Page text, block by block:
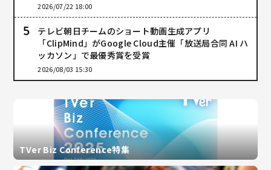
2026/07/22 18:00
テレビ朝日チームのショート動画生成アプリ
「ClipMind」がGoogle Cloud主催「放送局合同 AI ハ
ッカソン」で最優秀賞を受賞
2026/08/03 15:30
TVer Biz Conference特集